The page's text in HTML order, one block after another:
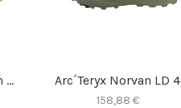
New Balance Hierro Fresh Foam V9 Arc´teryx Norvan LD 4
158,88 €